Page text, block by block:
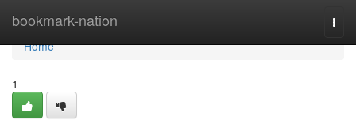
bookmark-nation
Home
Home
1